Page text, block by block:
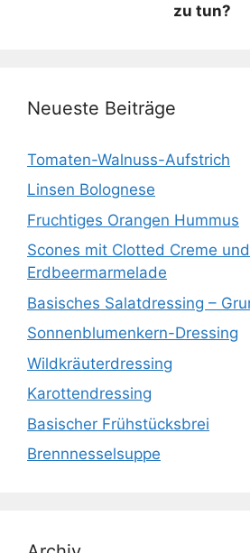
zu tun?
Neueste Beiträge
Tomaten-Walnuss-Aufstrich
Linsen Bolognese
Fruchtiges Orangen Hummus
Scones mit Clotted Creme und
Erdbeermarmelade
Basisches Salatdressing –
Sonnenblumenkern-Dressing
Wildkräuterdressing
Karottendressing
Basischer Frühstücksbrei
Brennnesselsuppe